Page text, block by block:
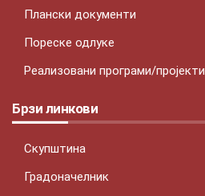
Плански документи
Пореске одлуке
Реализовани програми/пројекти
Брзи линкови
Скупштина
Градоначелник